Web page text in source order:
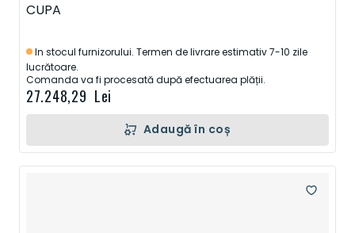
CUPA
In stocul furnizorului. Termen de livrare estimativ 7-10 zile
lucrătoare.
Comanda va fi procesată după efectuarea plății.
27.248,29 Lei
Adaugă în coș